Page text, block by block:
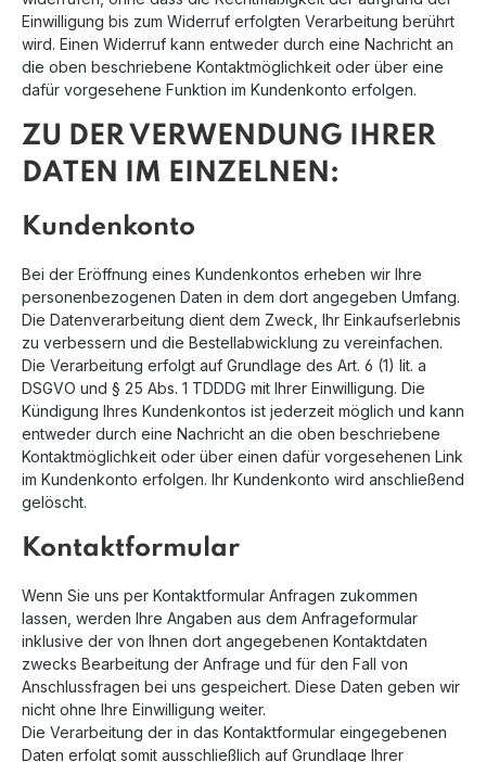
Einwilligung bis zum Widerruf erfolgten Verarbeitung berührt
wird. Einen Widerruf kann entweder durch eine Nachricht an
die oben beschriebene Kontaktmöglichkeit oder über eine
dafür vorgesehene Funktion im Kundenkonto erfolgen.
ZU DER VERWENDUNG IHRER
DATEN IM EINZELNEN:
Kundenkonto
Bei der Eröffnung eines Kundenkontos erheben wir Ihre
personenbezogenen Daten in dem dort angegeben Umfang.
Die Datenverarbeitung dient dem Zweck, Ihr Einkaufserlebnis
zu verbessern und die Bestellabwicklung zu vereinfachen.
Die Verarbeitung erfolgt auf Grundlage des Art. 6 (1) lit. a
DSGVO und § 25 Abs. 1 TDDDG mit Ihrer Einwilligung. Die
Kündigung Ihres Kundenkontos ist jederzeit möglich und kann
entweder durch eine Nachricht an die oben beschriebene
Kontaktmöglichkeit oder über einen dafür vorgesehenen Link
im Kundenkonto erfolgen. Ihr Kundenkonto wird anschließend
gelöscht.
Kontaktformular
Wenn Sie uns per Kontaktformular Anfragen zukommen
lassen, werden Ihre Angaben aus dem Anfrageformular
inklusive der von Ihnen dort angegebenen Kontaktdaten
zwecks Bearbeitung der Anfrage und für den Fall von
Anschlussfragen bei uns gespeichert. Diese Daten geben wir
nicht ohne Ihre Einwilligung weiter.
Die Verarbeitung der in das Kontaktformular eingegebenen
Daten erfolgt somit ausschließlich auf Grundlage Ihrer